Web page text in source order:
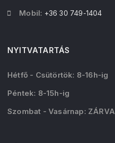
Mobil: +36 30 749-1404
NYITVATARTÁS
Hétfő - Csütörtök: 8-16h-ig
Péntek: 8-15h-ig
Szombat - Vasárnap: ZÁRVA